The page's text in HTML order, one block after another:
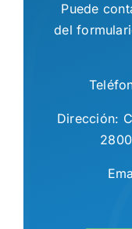
Puede
del
Dirección: